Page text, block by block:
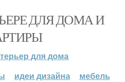
ДЛЯ ДОМА И
для дома
идеи дизайна мебель